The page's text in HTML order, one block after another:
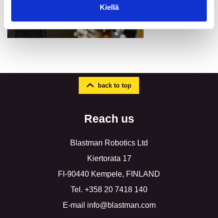
Kiellä
back to top
Reach us
Blastman Robotics Ltd
Kiertorata 17
FI-90440 Kempele, FINLAND
Tel. +358 20 7418 140
E-mail info@blastman.com